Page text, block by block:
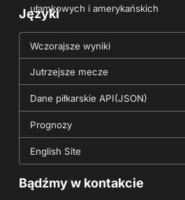
ułamkowych i amerykańskich
Języki
Wczorajsze wyniki
Jutrzejsze mecze
Dane piłkarskie API(JSON)
Prognozy
English Site
Bądźmy w kontakcie